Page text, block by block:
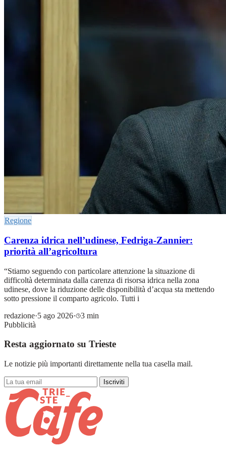
Regione
Carenza idrica nell’udinese, Fedriga-Zannier:
priorità all’agricoltura
“Stiamo seguendo con particolare attenzione la situazione di
difficoltà determinata dalla carenza di risorsa idrica nella zona
udinese, dove la riduzione delle disponibilità d’acqua sta mettendo
sotto pressione il comparto agricolo. Tutti i
redazione·5 ago 2026·
3 min
Pubblicità
Resta aggiornato su Trieste
Le notizie più importanti direttamente nella tua casella mail.
Iscriviti